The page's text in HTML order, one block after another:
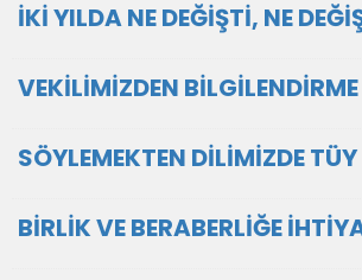
İKİ YILDA NE DEĞİŞTİ, NE
VEKİLİMİZDEN
SÖYLEMEKTEN DİLİMİZDE
BİRLİK VE BERABERLİĞE